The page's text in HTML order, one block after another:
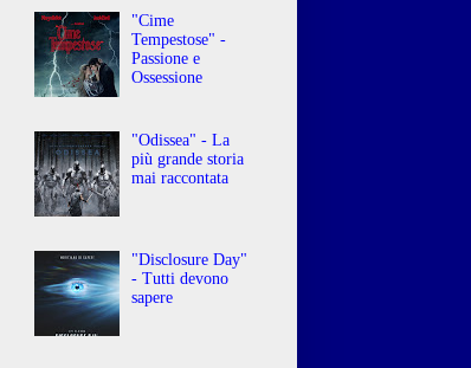
"Cime
Tempestose" -
Passione e
Ossessione
"Odissea" - La
più grande storia
mai raccontata
"Disclosure Day"
- Tutti devono
sapere